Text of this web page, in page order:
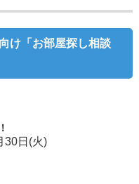
け「お部屋探し相談
30日(火)